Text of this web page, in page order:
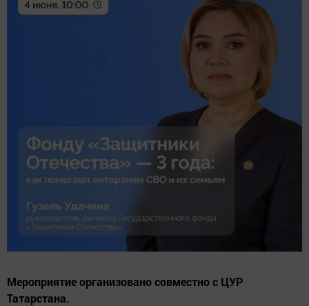
Мероприятие организовано совместно с ЦУР
Татарстана.